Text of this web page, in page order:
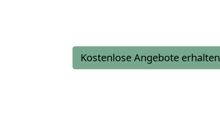
Kostenlose Angebote erhalten